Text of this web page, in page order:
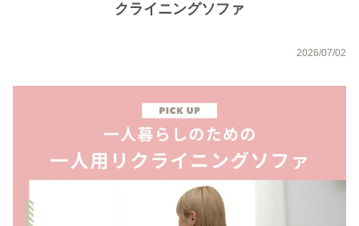
クライニングソファ
2026/07/02